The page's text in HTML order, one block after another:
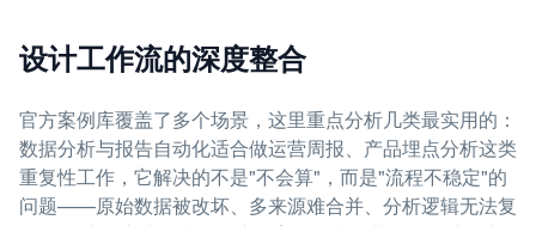
设计工作流的深度整合
官方案例库覆盖了多个场景，这里重点分析几类最实用的：
数据分析与报告自动化适合做运营周报、产品埋点分析这类
重复性工作，它解决的不是"不会算"，而是"流程不稳定"的
问题——原始数据被改坏、多来源难合并、分析逻辑无法复